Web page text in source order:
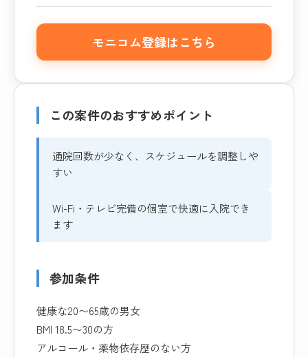
モニコム登録はこちら
この案件のおすすめポイント
通院回数が少なく、スケジュールを調整しや
すい
Wi-Fi・テレビ完備の個室で快適に入院でき
ます
参加条件
健康な20〜65歳の男女
BMI 18.5〜30の方
アルコール・薬物依存歴のない方